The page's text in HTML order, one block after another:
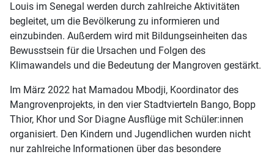
Louis im Senegal werden durch zahlreiche Aktivitäten
begleitet, um die Bevölkerung zu informieren und
einzubinden. Außerdem wird mit Bildungseinheiten das
Bewusstsein für die Ursachen und Folgen des
Klimawandels und die Bedeutung der Mangroven gestärkt.
Im März 2022 hat Mamadou Mbodji, Koordinator des
Mangrovenprojekts, in den vier Stadtvierteln Bango, Bopp
Thior, Khor und Sor Diagne Ausflüge mit Schüler:innen
organisiert. Den Kindern und Jugendlichen wurden nicht
nur zahlreiche Informationen über das besondere